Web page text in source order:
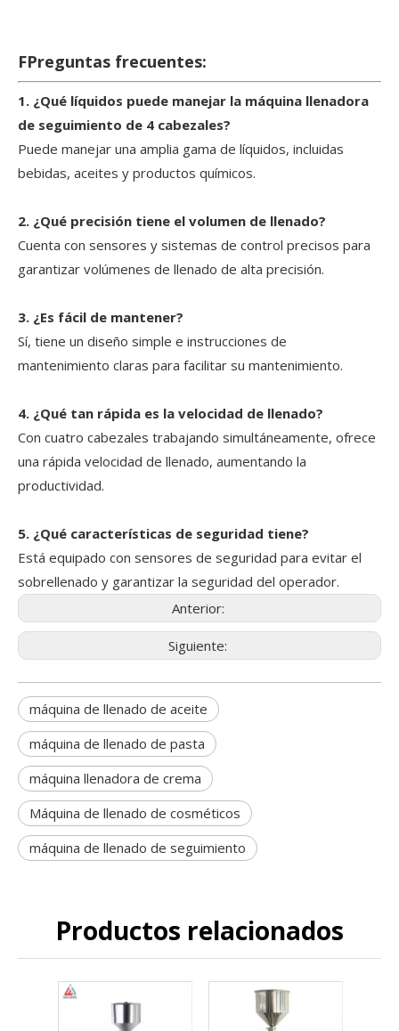
FPreguntas frecuentes:
1. ¿Qué líquidos puede manejar la máquina llenadora
de seguimiento de 4 cabezales?
Puede manejar una amplia gama de líquidos, incluidas
bebidas, aceites y productos químicos.
2. ¿Qué precisión tiene el volumen de llenado?
Cuenta con sensores y sistemas de control precisos para
garantizar volúmenes de llenado de alta precisión.
3. ¿Es fácil de mantener?
Sí, tiene un diseño simple e instrucciones de
mantenimiento claras para facilitar su mantenimiento.
4. ¿Qué tan rápida es la velocidad de llenado?
Con cuatro cabezales trabajando simultáneamente, ofrece
una rápida velocidad de llenado, aumentando la
productividad.
5. ¿Qué características de seguridad tiene?
Está equipado con sensores de seguridad para evitar el
sobrellenado y garantizar la seguridad del operador.
Anterior:
Siguiente:
máquina de llenado de aceite
máquina de llenado de pasta
máquina llenadora de crema
Máquina de llenado de cosméticos
máquina de llenado de seguimiento
Productos relacionados